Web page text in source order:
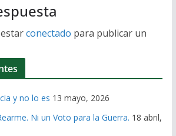
conectado para publicar un
y no lo es 13 mayo, 2026
Ni un Voto para la Guerra. 18 abril,